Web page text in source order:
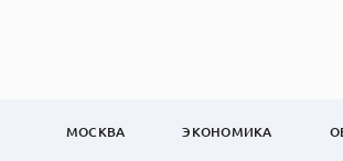
МОСКВА ЭКОНОМИКА